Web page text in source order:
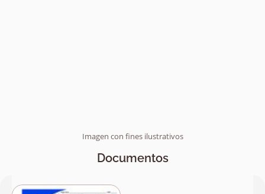
Imagen con fines ilustrativos
Documentos